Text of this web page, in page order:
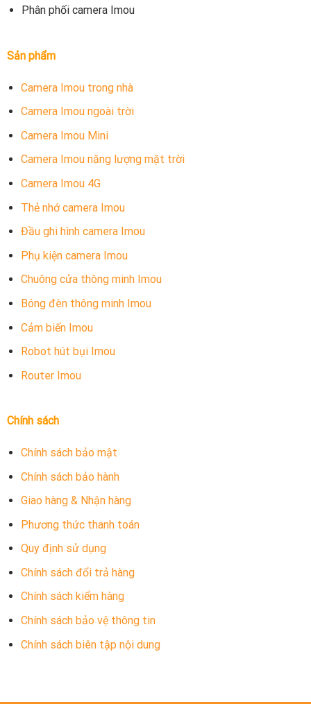
Phân phối camera Imou
Sản phẩm
Camera Imou trong nhà
Camera Imou ngoài trời
Camera Imou Mini
Camera Imou năng lượng mặt trời
Camera Imou 4G
Thẻ nhớ camera Imou
Đầu ghi hình camera Imou
Phụ kiện camera Imou
Chuông cửa thông minh Imou
Bóng đèn thông minh Imou
Cảm biến Imou
Robot hút bụi Imou
Router Imou
Chính sách
Chính sách bảo mật
Chính sách bảo hành
Giao hàng & Nhận hàng
Phương thức thanh toán
Quy định sử dụng
Chính sách đổi trả hàng
Chính sách kiểm hàng
Chính sách bảo vệ thông tin
Chính sách biên tập nội dung